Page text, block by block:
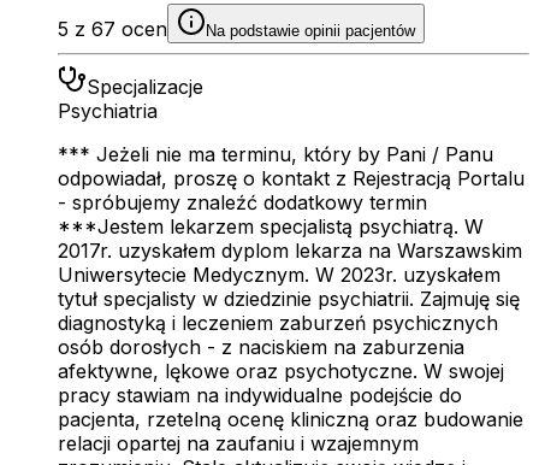
5 z 67 ocen Na podstawie opinii pacjentów
Specjalizacje
Psychiatria
*** Jeżeli nie ma terminu, który by Pani / Panu
odpowiadał, proszę o kontakt z Rejestracją Portalu
- spróbujemy znaleźć dodatkowy termin
***Jestem lekarzem specjalistą psychiatrą. W
2017r. uzyskałem dyplom lekarza na Warszawskim
Uniwersytecie Medycznym. W 2023r. uzyskałem
tytuł specjalisty w dziedzinie psychiatrii. Zajmuję się
diagnostyką i leczeniem zaburzeń psychicznych
osób dorosłych - z naciskiem na zaburzenia
afektywne, lękowe oraz psychotyczne. W swojej
pracy stawiam na indywidualne podejście do
pacjenta, rzetelną ocenę kliniczną oraz budowanie
relacji opartej na zaufaniu i wzajemnym